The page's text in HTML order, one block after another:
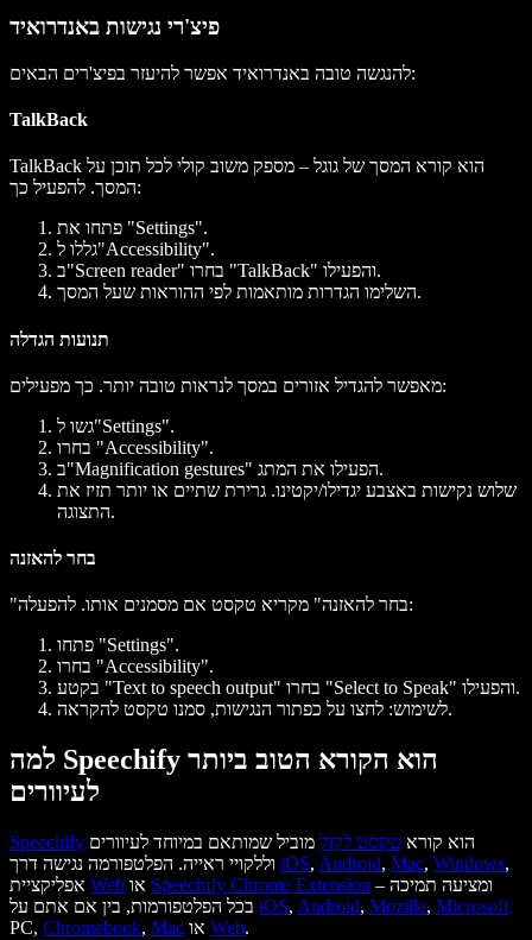
פיצ'רי נגישות באנדרואיד
להנגשה טובה באנדרואיד אפשר להיעזר בפיצ'רים הבאים:
TalkBack
TalkBack הוא קורא המסך של גוגל – מספק משוב קולי לכל תוכן על
המסך. להפעיל כך:
פתחו את "Settings".
גללו ל"Accessibility".
ב"Screen reader" בחרו "TalkBack" והפעילו.
השלימו הגדרות מותאמות לפי ההוראות שעל המסך.
תנועות הגדלה
מאפשר להגדיל אזורים במסך לנראות טובה יותר. כך מפעילים:
גשו ל"Settings".
בחרו "Accessibility".
ב"Magnification gestures" הפעילו את המתג.
שלוש נקישות באצבע יגדילו/יקטינו. גרירת שתיים או יותר תזיז את
התצוגה.
בחר להאזנה
"בחר להאזנה" מקריא טקסט אם מסמנים אותו. להפעלה:
פתחו "Settings".
בחרו "Accessibility".
בקטע "Text to speech output" בחרו "Select to Speak" והפעילו.
לשימוש: לחצו על כפתור הנגישות, סמנו טקסט להקראה.
למה Speechify הוא הקורא הטוב ביותר
לעיוורים
Speechify הוא קורא טקסט לקול מוביל שמותאם במיוחד לעיוורים
iOS, Android, Mac, Windows,
Web Speechify Chrome Extension – ומציעה תמיכה
iOS, Android, Mozilla, Microsoft
PC, Chromebook, Mac Web.